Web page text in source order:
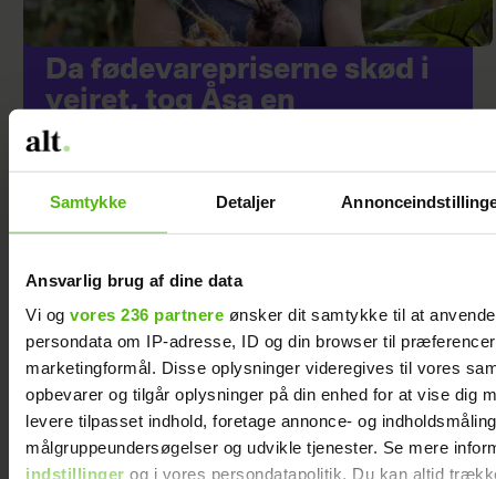
Samtykke Detaljer
Ansvarlig brug af dine data
Vi og vores 236 partnere ønsker dit samtykke til at
persondata om IP-adresse, ID og din browser til
marketingformål. Disse oplysninger videregives til vores
opbevarer og tilgår oplysninger på din enhed for at vise dig
levere tilpasset indhold, foretage annonce- og
målgruppeundersøgelser og udvikle tjenester. Se mere
indstillinger og i vores persondatapolitik. Du kan altid
Da fødevarepriserne skød i
vejret, tog Åsa en
beslutning: ”For 700 kr. om
ugen bliver hele familien
mæt”